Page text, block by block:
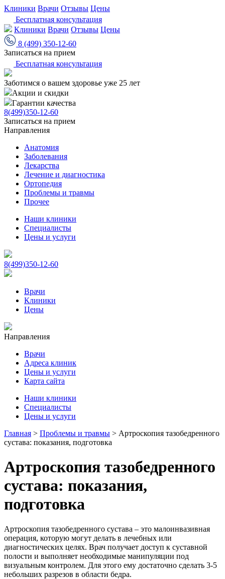
Клиники Врачи Отзывы Цены
Бесплатная консультация
Клиники Врачи Отзывы Цены
8 (499) 350-12-60
Записаться на прием
Бесплатная консультация
Заботимся о вашем здоровье уже 25 лет
Акции и скидки
Гарантии качества
8(499)350-12-60
Записаться на прием
Направления
Анатомия
Заболевания
Лекарства
Лечение и диагностика
Ортопедия
Проблемы и травмы
Прочее
Наши клиники
Специалисты
Цены и услуги
8(499)350-12-60
Врачи
Клиники
Цены
Направления
Врачи
Адреса клиник
Цены и услуги
Карта сайта
Наши клиники
Специалисты
Цены и услуги
Главная > Проблемы и травмы > Артроскопия тазобедренного
сустава: показания, подготовка
Артроскопия тазобедренного
сустава: показания,
подготовка
Артроскопия тазобедренного сустава – это малоинвазивная
операция, которую могут делать в лечебных или
диагностических целях. Врач получает доступ к суставной
полости и выполняет необходимые манипуляции под
визуальным контролем. Для этого ему достаточно сделать 3-5
небольших разрезов в области бедра.